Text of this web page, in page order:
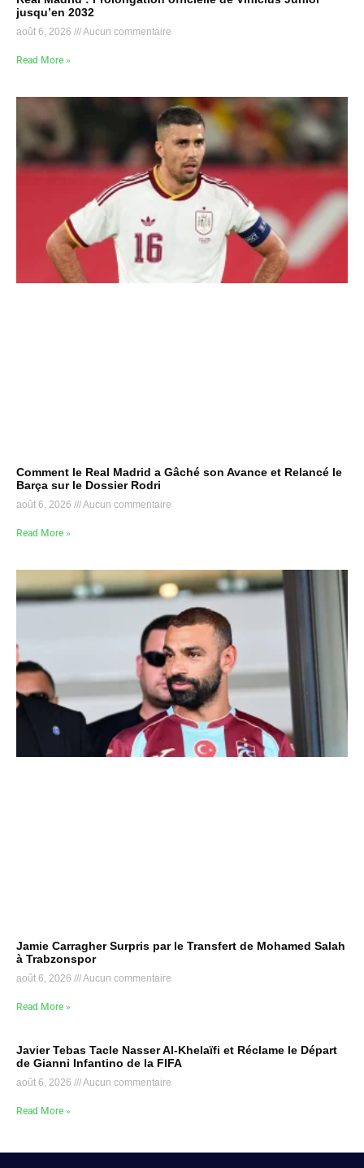
jusqu’en 2032
août 6, 2026 Aucun commentaire
Read More »
Comment le Real Madrid a Gâché son Avance et Relancé le
Barça sur le Dossier Rodri
août 6, 2026 Aucun commentaire
Read More »
Jamie Carragher Surpris par le Transfert de Mohamed Salah
à Trabzonspor
août 6, 2026 Aucun commentaire
Read More »
Javier Tebas Tacle Nasser Al-Khelaïfi et Réclame le Départ
de Gianni Infantino de la FIFA
août 6, 2026 Aucun commentaire
Read More »